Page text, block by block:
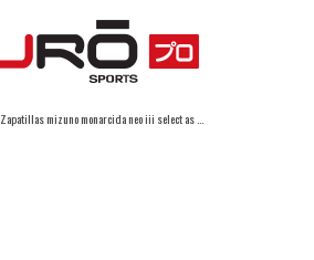
Zapatillas mizuno monarcida neo iii select as galaxia plata (grass sintético)